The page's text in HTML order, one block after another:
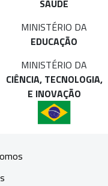
SAÚDE
MINISTÉRIO DA
EDUCAÇÃO
MINISTÉRIO DA
CIÊNCIA, TECNOLOGIA,
E INOVAÇÃO